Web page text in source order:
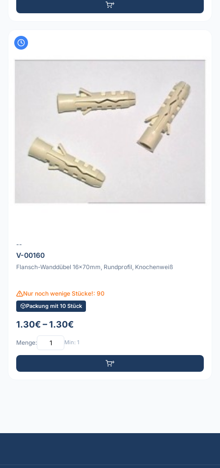
--
V-00160
Flansch-Wanddübel 16x70mm, Rundprofil, Knochenweiß
Nur noch wenige Stücke!: 90
Packung mit 10 Stück
1.30€ – 1.30€
Menge: Min: 1